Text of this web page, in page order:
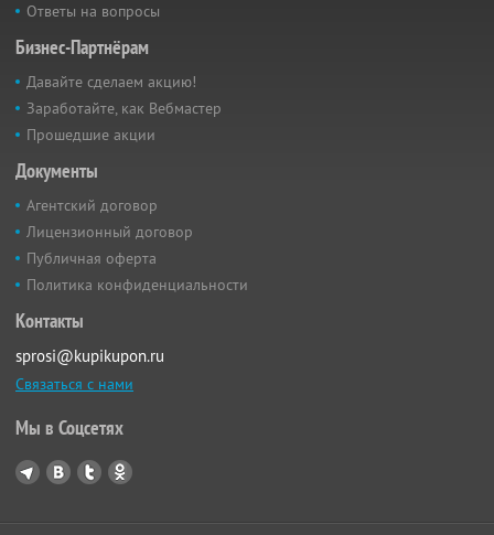
Ответы на вопросы
Бизнес-Партнёрам
Давайте сделаем акцию!
Заработайте, как Вебмастер
Прошедшие акции
Документы
Агентский договор
Лицензионный договор
Публичная оферта
Политика конфиденциальности
Контакты
sprosi@kupikupon.ru
Связаться с нами
Мы в Соцсетях